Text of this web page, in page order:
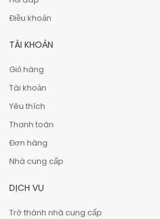
Điều khoản
TÀI KHOẢN
Giỏ hàng
Tài khoản
Yêu thích
Thanh toán
Đơn hàng
Nhà cung cấp
DỊCH VỤ
Trở thành nhà cung cấp